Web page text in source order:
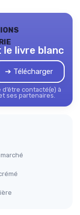
livre blanc
➔ Télécharger
contacté(e) à
ses partenaires.